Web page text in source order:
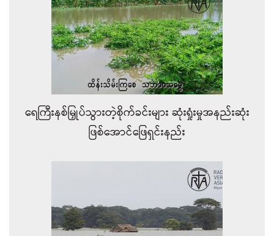
ရေကြီးနစ်မြှုပ်သွားတဲ့စိုက်ခင်းများ ဆုံးရှုံးမှုအနည်းဆုံး
ဖြစ်အောင်ဖြေရှင်းနည်း